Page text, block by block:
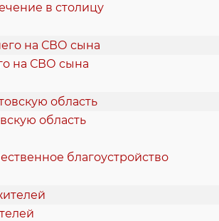
в столицу
на СВО сына
область
благоустройство